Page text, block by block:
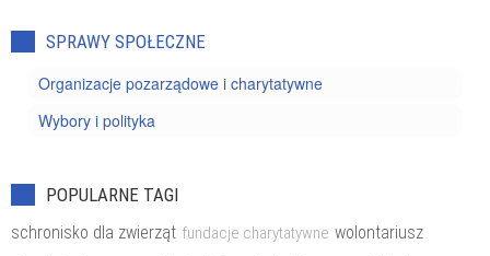
SPRAWY SPOŁECZNE
Organizacje pozarządowe i charytatywne
Wybory i polityka
POPULARNE TAGI
schronisko dla zwierząt fundacje charytatywne wolontariusz